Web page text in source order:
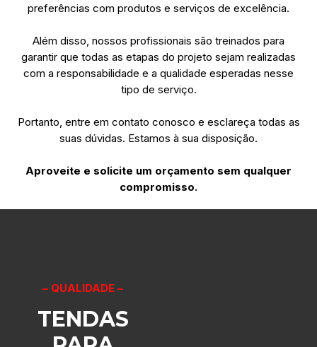
preferências com produtos e serviços de excelência.
Além disso, nossos profissionais são treinados para
garantir que todas as etapas do projeto sejam realizadas
com a responsabilidade e a qualidade esperadas nesse
tipo de serviço.
Portanto, entre em contato conosco e esclareça todas as
suas dúvidas. Estamos à sua disposição.
Aproveite e solicite um orçamento sem qualquer
compromisso.
– QUALIDADE –
TENDAS